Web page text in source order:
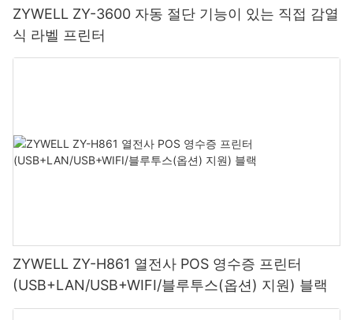
ZYWELL ZY-3600 자동 절단 기능이 있는 직접 감열
식 라벨 프린터
ZYWELL ZY-H861 열전사 POS 영수증 프린터
(USB+LAN/USB+WIFI/블루투스(옵션) 지원) 블랙